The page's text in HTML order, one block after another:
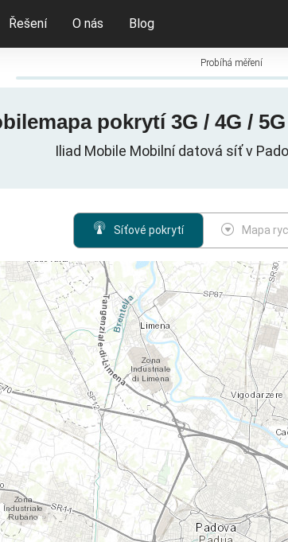
Řešení O nás Blog
Probíhá měření
pokrytí 3G / 4G /
Iliad Mobile Mobilní datová síť v
Síťové pokrytí Mapa